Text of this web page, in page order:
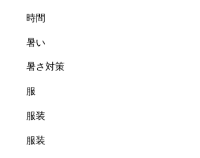
時間
暑い
暑さ対策
服
服装
服装